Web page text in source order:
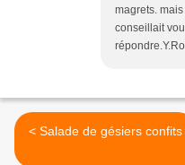
magrets.
conseillait
< Salade de gésiers confits